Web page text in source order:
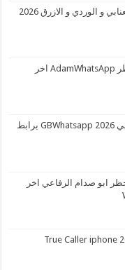
تنزيل واتساب عمر باذيب العنابي و الوردي و الازرق 2026
تحميل واتساب ادم ضد الحظر AdamWhatsApp اخر
تنزيل واتساب واتساب جي بي 2026 GBWhatsapp برابط
ابو صدام الرفاعي اخر